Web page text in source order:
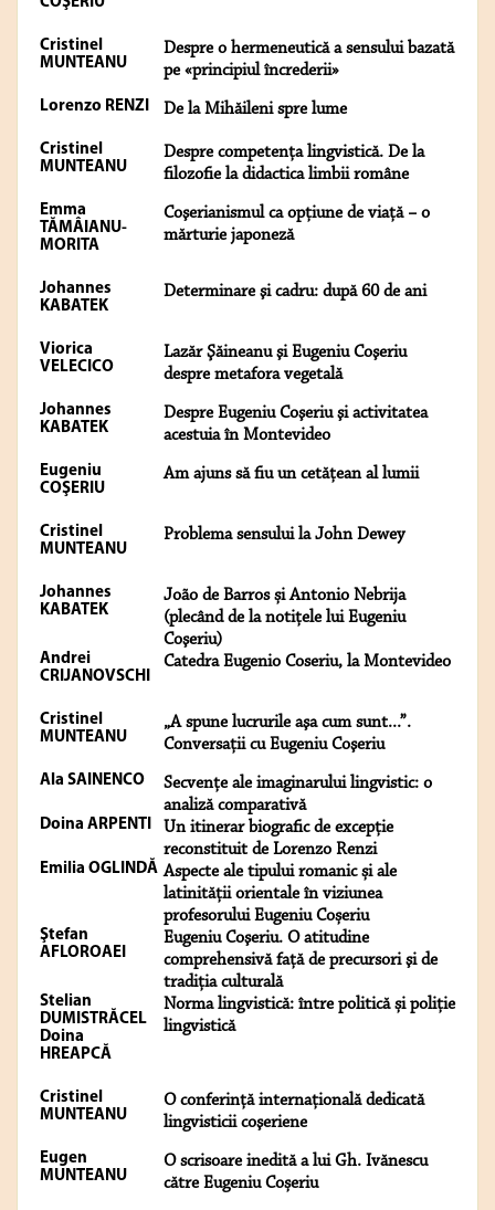
Cristinel
MUNTEANU
Despre o hermeneutică a sensului bazată
pe «principiul încrederii»
Lorenzo RENZI De la Mihăileni spre lume
Cristinel
MUNTEANU
Despre competenţa lingvistică. De la
filozofie la didactica limbii române
Emma
TĂMÂIANU-
MORITA
Coşerianismul ca opţiune de viaţă − o
mărturie japoneză
Johannes
KABATEK
Determinare şi cadru: după 60 de ani
Viorica
VELECICO
Lazăr Şăineanu şi Eugeniu Coşeriu
despre metafora vegetală
Johannes
KABATEK
Despre Eugeniu Coşeriu şi activitatea
acestuia în Montevideo
Eugeniu
COŞERIU
Am ajuns să fiu un cetățean al lumii
Cristinel
MUNTEANU
Problema sensului la John Dewey
Johannes
KABATEK
João de Barros și Antonio Nebrija
(plecând de la notiţele lui Eugeniu
Coşeriu)
Andrei
CRIJANOVSCHI
Catedra Eugenio Coseriu, la Montevideo
Cristinel
MUNTEANU
„A spune lucrurile aşa cum sunt...”.
Conversaţii cu Eugeniu Coşeriu
Ala SAINENCO
Secvențe ale imaginarului lingvistic: o
analiză comparativă
Doina ARPENTI
Un itinerar biografic de excepţie
reconstituit de Lorenzo Renzi
Emilia OGLINDĂ Aspecte ale tipului romanic și ale
latinității orientale în viziunea
profesorului Eugeniu Coșeriu
Ştefan
AFLOROAEI
Eugeniu Coşeriu. O atitudine
comprehensivă faţă de precursori şi de
tradiţia culturală
Stelian
DUMISTRĂCEL
Doina
HREAPCĂ
Norma lingvistică: între politică și poliție
lingvistică
Cristinel
MUNTEANU
O conferinţă internaţională dedicată
lingvisticii coşeriene
Eugen
MUNTEANU
O scrisoare inedită a lui Gh. Ivănescu
către Eugeniu Coșeriu